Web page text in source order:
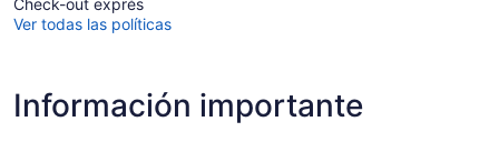
Check-out exprés
Ver todas las políticas
Información importante